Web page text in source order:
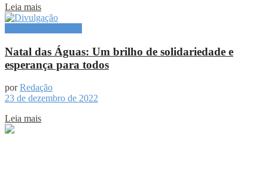
Leia mais
Natal das Águas: Um brilho de solidariedade e
esperança para todos
por Redação
23 de dezembro de 2022
Leia mais